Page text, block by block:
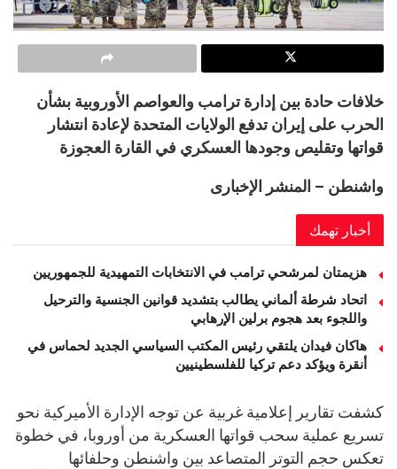
خلافات حادة بين إدارة ترامب والعواصم الأوروبية بشأن
الحرب على إيران تدفع الولايات المتحدة لإعادة انتشار
قواتها وتقليص وجودها العسكري في القارة العجوزة
واشنطن – المنشر الإخبارى
أخبار تهمك
هزيمتان لمرشحي ترامب في الانتخابات التمهيدية للجمهوريين
اتحاد شرطة ألماني يطالب بتشديد قوانين الجنسية والترحيل
واللجوء بعد هجوم برلين الإرهابي
هاكان فيدان يلتقي رئيس المكتب السياسي الجديد لحماس في
أنقرة ويؤكد دعم تركيا للفلسطينيين
كشفت تقارير إعلامية غربية عن توجه الإدارة الأميركية نحو
تسريع عملية سحب قواتها العسكرية من أوروبا، في خطوة
تعكس حجم التوتر المتصاعد بين واشنطن وحلفائها